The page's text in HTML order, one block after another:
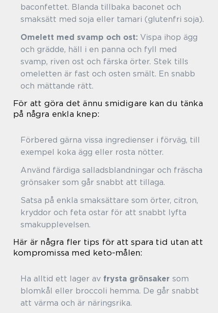
baconfettet. Blanda tillbaka baconet och
smaksätt med soja eller tamari (glutenfri soja).
Omelett med svamp och ost: Vispa ihop ägg
och grädde, häll i en panna och fyll med
svamp, riven ost och färska örter. Stek tills
omeletten är fast och osten smält. En snabb
och mättande rätt.
För att göra det ännu smidigare kan du tänka
på några enkla knep:
Förbered gärna vissa ingredienser i förväg, till
exempel koka ägg eller rosta nötter.
Använd färdiga salladsblandningar och fräscha
grönsaker som går snabbt att tillaga.
Satsa på enkla smaksättare som örter, citron,
kryddor och feta ostar för att snabbt lyfta
smakupplevelsen.
Här är några fler tips för att spara tid utan att
kompromissa med keto-målen:
Ha alltid ett lager av frysta grönsaker som
blomkål eller broccoli hemma. De går snabbt
att värma och är näringsrika.